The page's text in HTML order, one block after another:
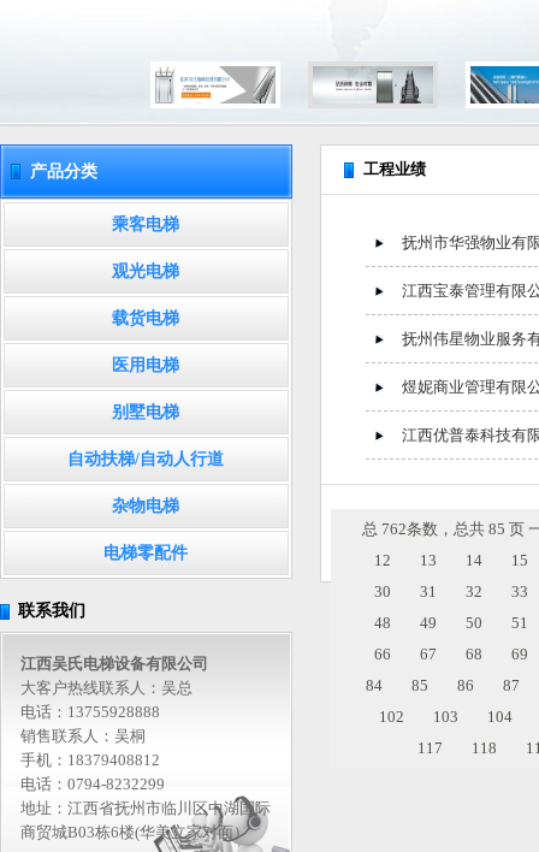
产品分类
乘客电梯
观光电梯
载货电梯
医用电梯
别墅电梯
自动扶梯/自动人行道
杂物电梯
电梯零配件
联系我们
江西吴氏电梯设备有限公司
大客户热线联系人：吴总
电话：13755928888
销售联系人：吴桐
手机：18379408812
电话：0794-8232299
地址：江西省抚州市临川区中湖国际
商贸城B03栋6楼(华美立家对面）
工程业绩
抚州市华强物业有
江西宝泰管理有限
抚州伟星物业服务
煜妮商业管理有限
江西优普泰科技有
总 762条数，总共 85 页
12
13 14
15
30
31 32
33
48
49 50
51
66
67 68
69
84
85 86
87
102
103
104
117
118